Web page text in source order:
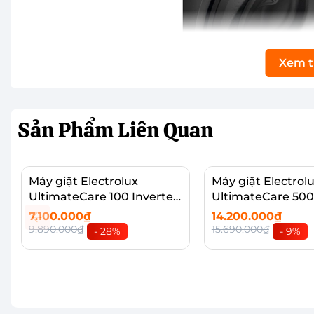
Xem
Sản PhẩmLiên Quan
Máy giặt Electrolux
UltimateCare 100 Inverter
9 kg EWF9025DQWB
7.100.000₫
9.890.000₫ - 28%
Máy giặt
UltimateCare
13 kg
14.200.000₫
15.690.000₫ - 9%